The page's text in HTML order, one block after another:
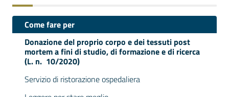
Come fare per
Donazione del proprio corpo e dei tessuti post
mortem a fini di studio, di formazione e di ricerca
(L. n. 10/2020)
Servizio di ristorazione ospedaliera